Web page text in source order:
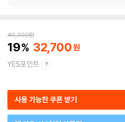
40,300원
19 32,700
YES포인트
사용 가능한 쿠폰 받기